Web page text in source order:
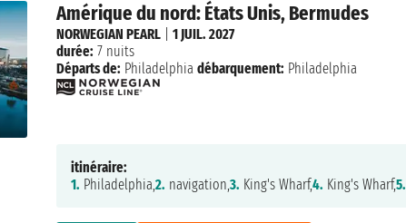
Amérique du nord: États Unis, Bermudes
NORWEGIAN PEARL |1 JUIL. 2027
durée: 7 nuits
Départs de: Philadelphia débarquement: Philadelphia
itinéraire:
1. Philadelphia,2. navigation,3. King's Wharf,4. King's Wharf,5.